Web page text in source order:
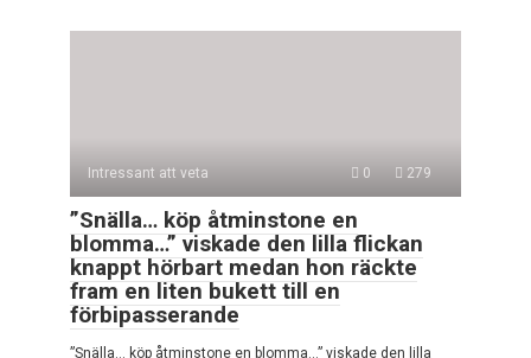
Intressant att veta 0 279
”Snälla… köp åtminstone en
blomma…” viskade den lilla flickan
knappt hörbart medan hon räckte
fram en liten bukett till en
förbipasserande
”Snälla… köp åtminstone en blomma…” viskade den lilla